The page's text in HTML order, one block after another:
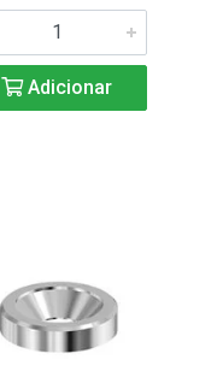
Adicionar